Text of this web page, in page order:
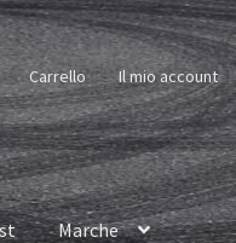
Carrello Il mio account
Marche